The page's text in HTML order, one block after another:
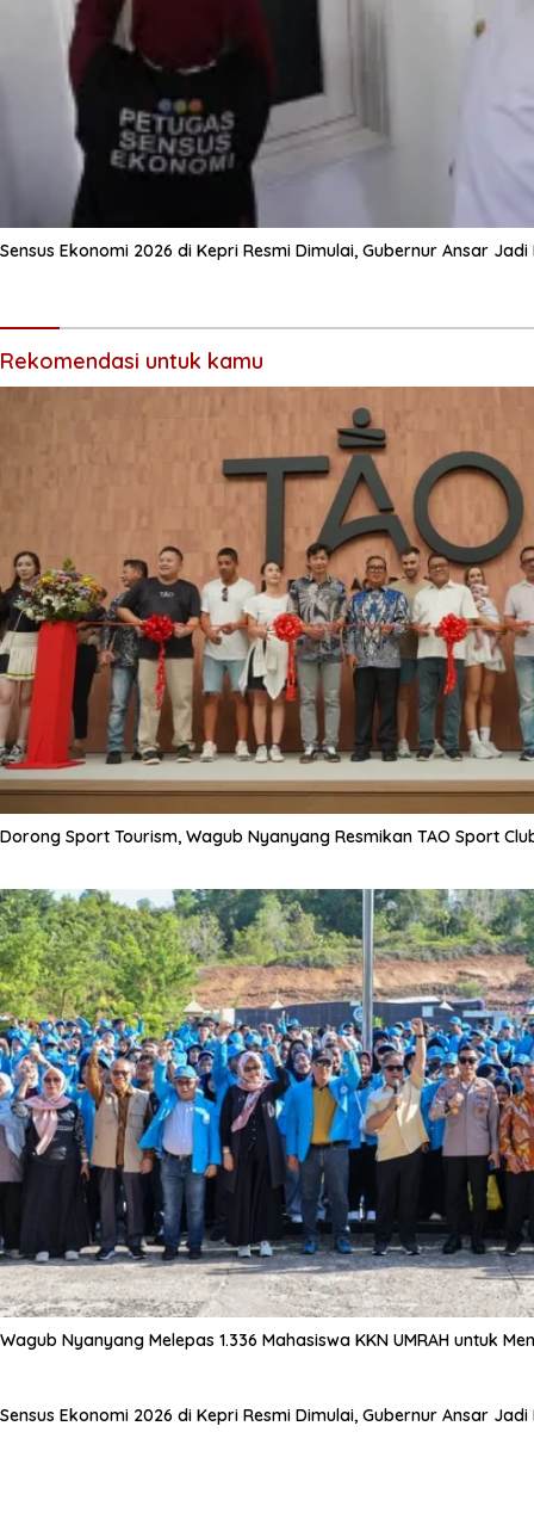
Sensus Ekonomi 2026 di Kepri Resmi Dimulai, Gubernur Ansar
Rekomendasi untuk kamu
Dorong Sport Tourism, Wagub Nyanyang Resmikan TAO Sport
Wagub Nyanyang Melepas 1.336 Mahasiswa KKN UMRAH untuk
Sensus Ekonomi 2026 di Kepri Resmi Dimulai, Gubernur Ansar